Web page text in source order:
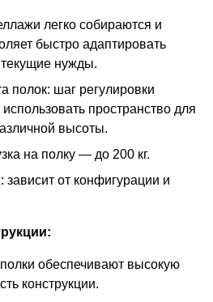
легко собираются и
быстро адаптировать
нужды.
полок: шаг регулировки
пространство для
высоты.
на полку — до 200 кг.
зависит от конфигурации и
обеспечивают высокую
конструкции.